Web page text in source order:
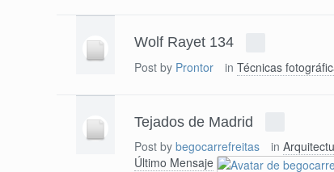
Wolf Rayet 134
Post by Prontor in Técnicas
Tejados de Madrid
Post by begocarrefreitas in
Último Mensaje